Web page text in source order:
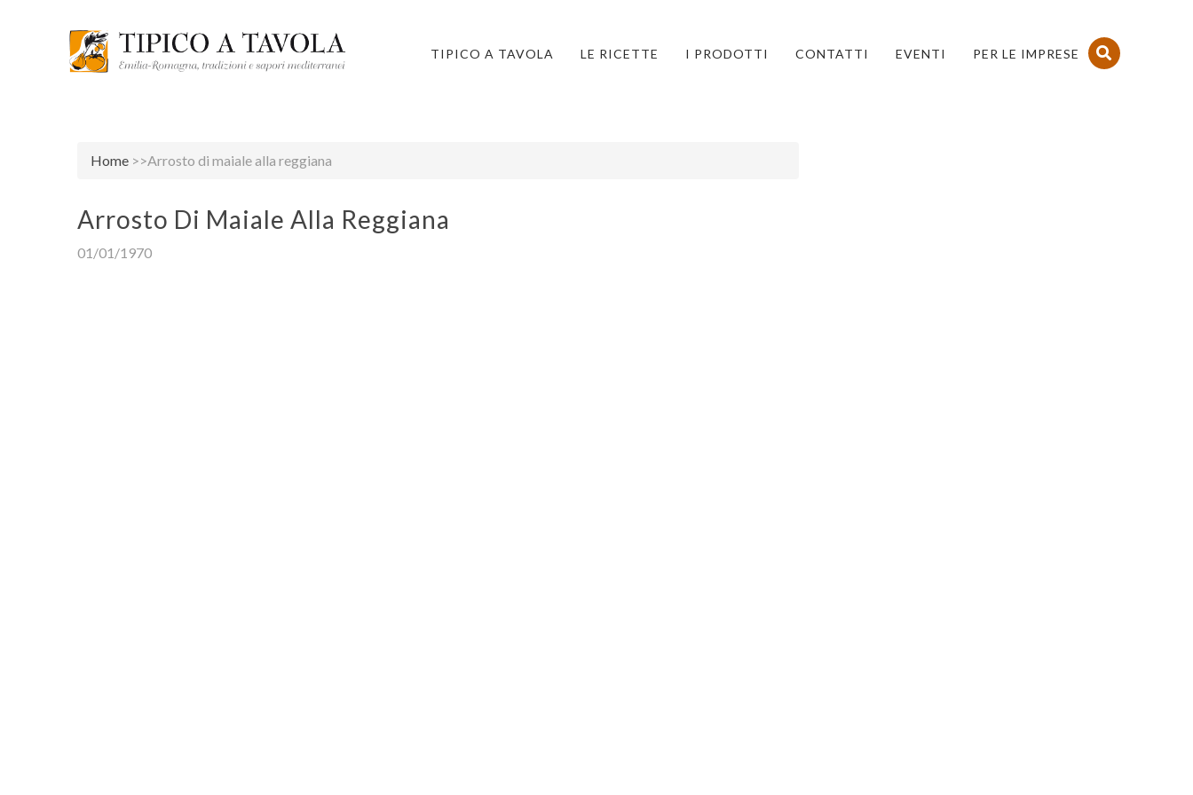
TIPICO A TAVOLA LE RICETTE I PRODOTTI CONTATTI EVENTI PER LE IMPRESE
Home >>Arrosto di maiale alla reggiana
Arrosto Di Maiale Alla Reggiana
01/01/1970